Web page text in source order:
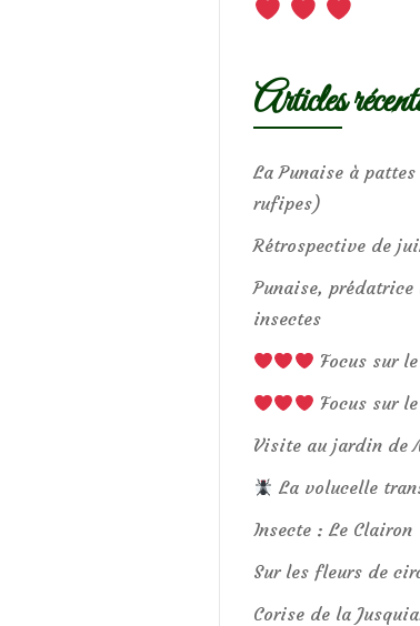
Articles
La Punaise à
rufipes)
Rétrospective de
Punaise, prédatrice
insectes
Focus sur
Focus sur
Visite au jardin de
La volucelle
Insecte : Le Clairon
Sur les fleurs de
Corise de la